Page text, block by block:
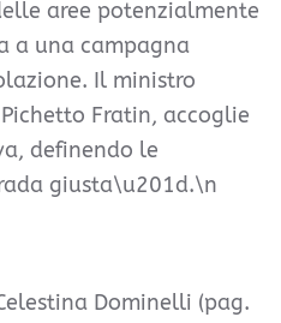
aree potenzialmente
a una campagna
Il ministro
Fratin, accoglie
definendo le
giusta\u201d.\n
Dominelli (pag.